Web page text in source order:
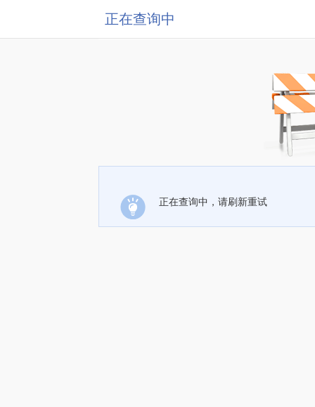
正在查询中
正在查询中，请刷新重试